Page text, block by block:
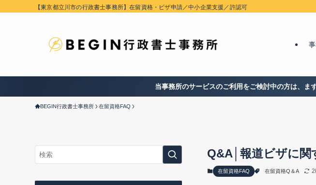
【東京都立川市の行政書士事務所】在留資格・ビザ申請／中小企業支援／許認可
当事務所のサービスのご利用をご検討中の方は、ま
BEGIN行政書士事務所 在留資格FAQ
Q&A│報道ビザに関
在留資格FAQ 在留資格Q＆A